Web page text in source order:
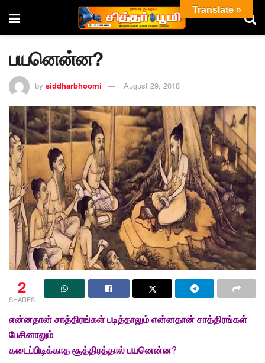
பயனென்ன?
by siddharbhoomi August 29, 2018
2
SHARES
என்னதான்சாத்திரங்கள்படித்தாலும்என்னதான்சாத்திரங்கள்
பேசினாலும்
கடைப்பிடிக்காதசூத்திரத்தால்பயனென்ன?
Translate »